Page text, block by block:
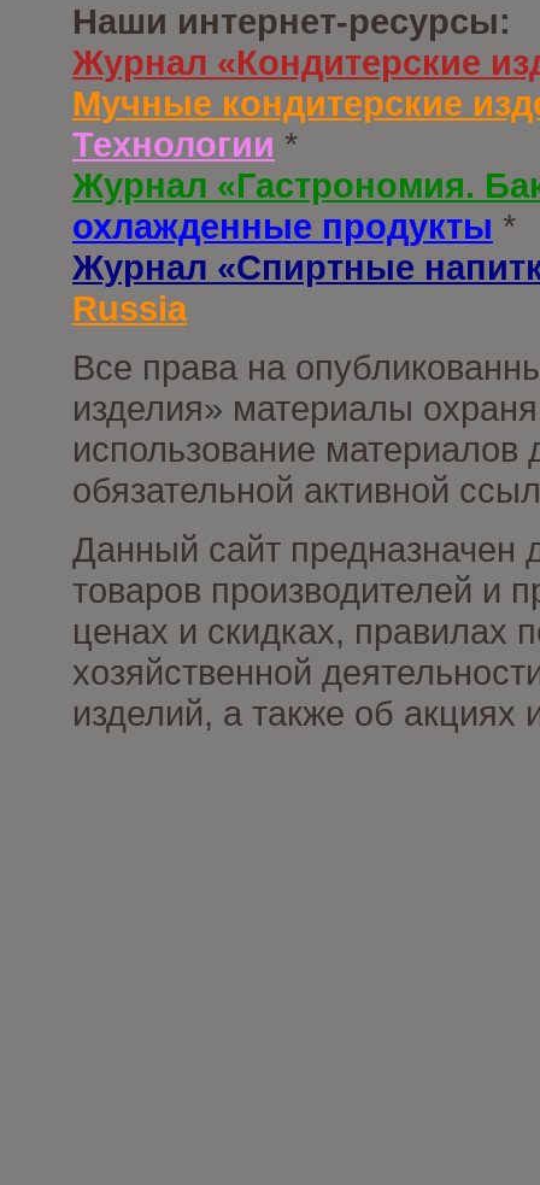
Наши интернет-ресурсы:
Журнал «Кондитерские
Мучные кондитерские
Технологии *
Журнал «Гастрономия.
охлажденные продукты *
Журнал «Спиртные
Russia
Все права на
изделия» материалы
использование материалов
обязательной активной
Данный сайт предназначен
товаров производителей и
ценах и скидках, правилах
хозяйственной
изделий, а также об